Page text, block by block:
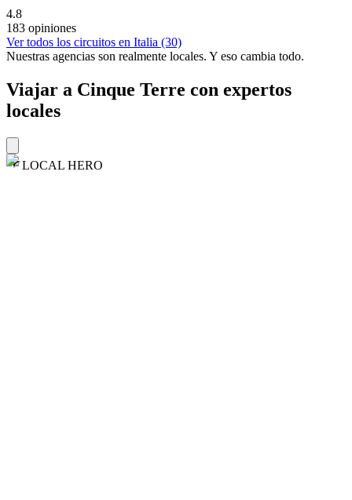
4.8
183 opiniones
Ver todos los circuitos en Italia (30)
Nuestras agencias son realmente locales. Y eso cambia todo.
Viajar a Cinque Terre con expertos
locales
LOCAL HERO